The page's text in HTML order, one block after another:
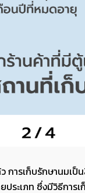
ารเก็บรักษานมเ
ระเภท ซึ่งมีวิธีการ